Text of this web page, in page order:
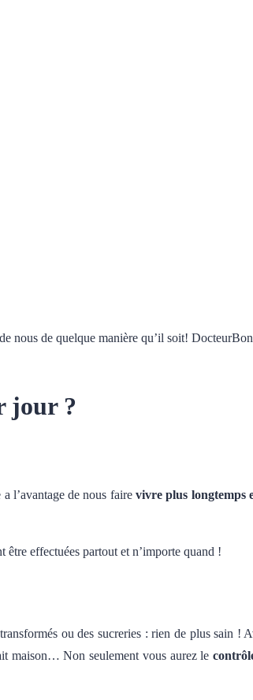
nous de quelque manière qu’il soit!
jour ?
l’avantage de nous faire vivre plus longtemps
être effectuées partout et n’importe quand !
ou des sucreries : rien de plus sain !
maison… Non seulement vous aurez le